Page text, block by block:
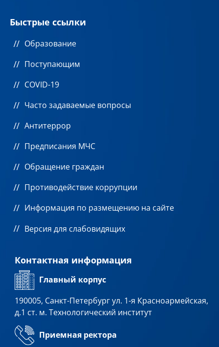
Быстрые ссылки
Образование
Поступающим
COVID-19
Часто задаваемые вопросы
Антитеррор
Предписания МЧС
Обращение граждан
Противодействие коррупции
Информация по размещению на сайте
Версия для слабовидящих
Контактная информация
Главный корпус
190005, Санкт-Петербург ул. 1-я Красноармейская,
д.1 ст. м. Технологический институт
Приемная ректора